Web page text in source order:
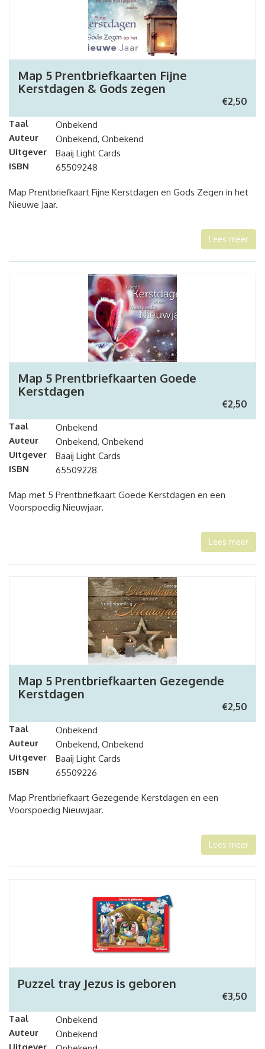
Map 5 Prentbriefkaarten Fijne
Kerstdagen & Gods zegen
€2,50
Taal
Onbekend
Auteur
Onbekend, Onbekend
Uitgever
Baaij Light Cards
ISBN
65509248
Map Prentbriefkaart Fijne Kerstdagen en Gods Zegen in het
Nieuwe Jaar.
Lees meer
Map 5 Prentbriefkaarten Goede
Kerstdagen
€2,50
Taal
Onbekend
Auteur
Onbekend, Onbekend
Uitgever
Baaij Light Cards
ISBN
65509228
Map met 5 Prentbriefkaart Goede Kerstdagen en een
Voorspoedig Nieuwjaar.
Lees meer
Map 5 Prentbriefkaarten Gezegende
Kerstdagen
€2,50
Taal
Onbekend
Auteur
Onbekend, Onbekend
Uitgever
Baaij Light Cards
ISBN
65509226
Map Prentbriefkaart Gezegende Kerstdagen en een
Voorspoedig Nieuwjaar.
Lees meer
Puzzel tray Jezus is geboren
€3,50
Taal
Onbekend
Auteur
Onbekend